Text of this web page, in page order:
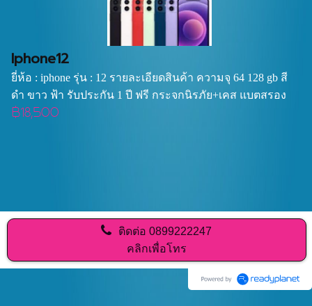
Iphone12
ยี่ห้อ : iphone รุ่น : 12 รายละเอียดสินค้า ความจุ 64 128 gb สี
ดำ ขาว ฟ้า รับประกัน 1 ปี ฟรี กระจกนิรภัย+เคส แบตสรอง
฿18,500
ติดต่อ0899222247
คลิกเพื่อโทร